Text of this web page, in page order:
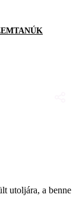
utoljára, a benne